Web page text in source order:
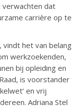
verwachten dat
carrière op te
vindt het van belang
werkzoekenden,
bij opleiding en
is voorstander
en vrij
Adriana Stel